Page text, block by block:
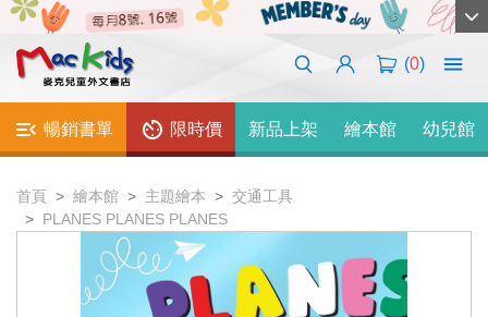
(0)
暢銷書單 限時價 新品上架 繪本館 幼兒館
首頁 繪本館 主題繪本
交通工具
PLANES PLANES PLANES